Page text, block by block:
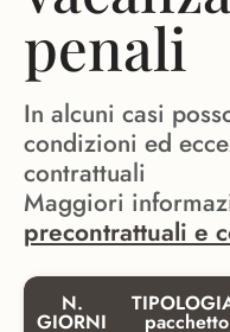
penali
In alcuni casi
condizioni ed
contrattuali
Maggiori
precontrattuali e
N.
GIORNI